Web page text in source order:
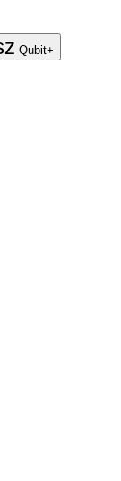
Qubit+